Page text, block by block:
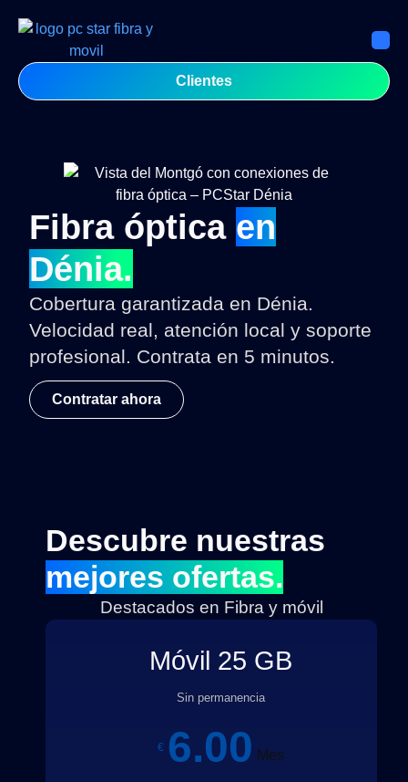
Clientes
Fibra óptica en
Dénia.
Cobertura garantizada en Dénia.
Velocidad real, atención local y soporte
profesional. Contrata en 5 minutos.
Contratar ahora
Descubre nuestras
mejores ofertas.
Destacados en Fibra y móvil
Móvil 25 GB
Sin permanencia
€ 6.00 Mes